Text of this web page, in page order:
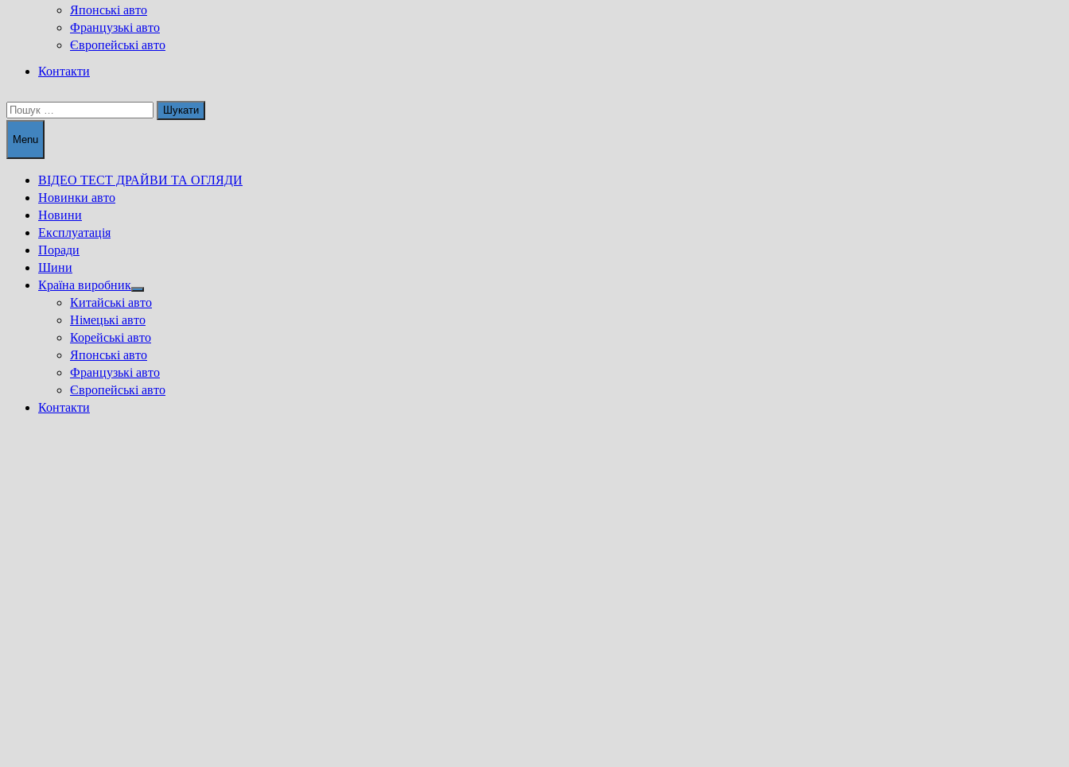
Японські авто
Французькі авто
Європейські авто
Контакти
Пошук:
Menu
ВІДЕО ТЕСТ ДРАЙВИ ТА ОГЛЯДИ
Новинки авто
Новини
Експлуатація
Поради
Шини
Країна виробник
Show
sub
menu
Китайські авто
Німецькі авто
Корейські авто
Японські авто
Французькі авто
Європейські авто
Контакти